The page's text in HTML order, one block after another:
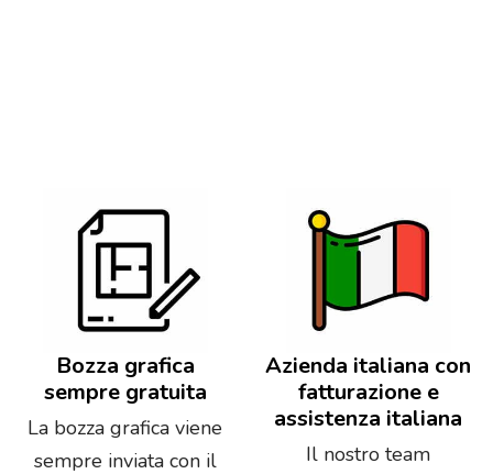
Bozza grafica
sempre gratuita
La bozza grafica viene
sempre inviata con il
Azienda italiana con
fatturazione e
assistenza italiana
Il nostro team